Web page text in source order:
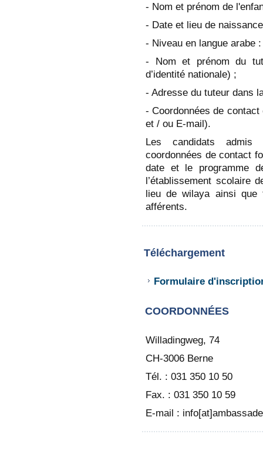
- Nom et prénom de
- Date et lieu de
- Niveau en langue arabe
- Nom et prénom du
d’identité nationale) ;
- Adresse du tuteur dans
- Coordonnées de
et / ou E-mail).
Les candidats
coordonnées de contact
date et le programme
l’établissement scolaire
lieu de wilaya ainsi que
afférents.
Téléchargement
Formulaire
COORDONNÉES
Willadingweg, 74
CH-3006 Berne
Tél. : 031 350 10 50
Fax. : 031 350 10 59
E-mail :